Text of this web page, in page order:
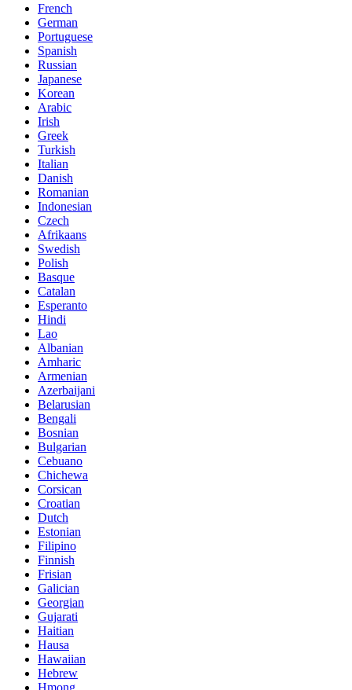
French
German
Portuguese
Spanish
Russian
Japanese
Korean
Arabic
Irish
Greek
Turkish
Italian
Danish
Romanian
Indonesian
Czech
Afrikaans
Swedish
Polish
Basque
Catalan
Esperanto
Hindi
Lao
Albanian
Amharic
Armenian
Azerbaijani
Belarusian
Bengali
Bosnian
Bulgarian
Cebuano
Chichewa
Corsican
Croatian
Dutch
Estonian
Filipino
Finnish
Frisian
Galician
Georgian
Gujarati
Haitian
Hausa
Hawaiian
Hebrew
Hmong